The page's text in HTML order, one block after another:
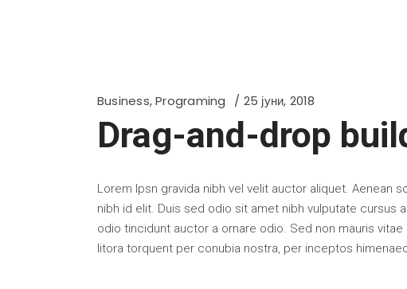
Business,Programing 25 јуни, 2018
Drag-and-drop
Lorem Ipsn gravida nibh vel velit auctor aliquet. Aenean
nibh id elit. Duis sed odio sit amet nibh vulputate cursus
odio tincidunt auctor a ornare odio. Sed non mauris
litora torquent per conubia nostra, per inceptos